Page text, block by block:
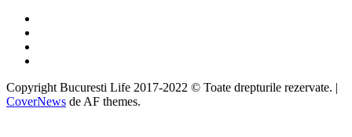
Copyright Bucuresti Life 2017-2022 © Toate drepturile rezervate. |
CoverNews de AF themes.